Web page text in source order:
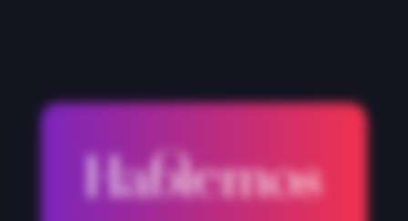
Hablemos